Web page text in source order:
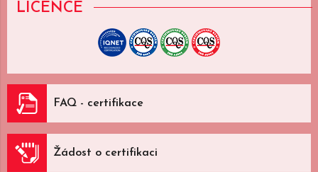
LICENCE
FAQ - certifikace
Žádost o certifikaci